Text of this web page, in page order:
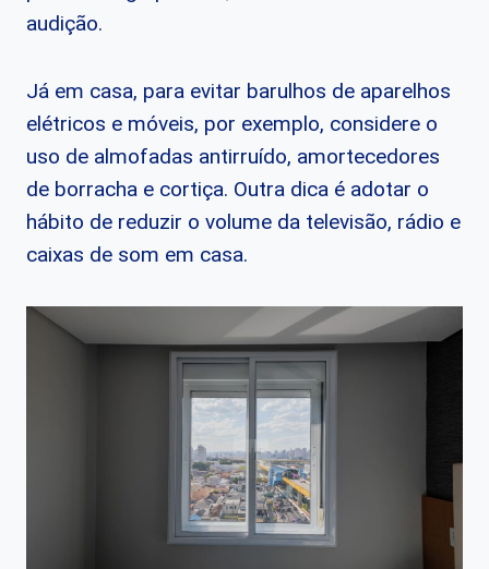
audição.
Já em casa, para evitar barulhos de aparelhos
elétricos e móveis, por exemplo, considere o
uso de almofadas antirruído, amortecedores
de borracha e cortiça. Outra dica é adotar o
hábito de reduzir o volume da televisão, rádio e
caixas de som em casa.